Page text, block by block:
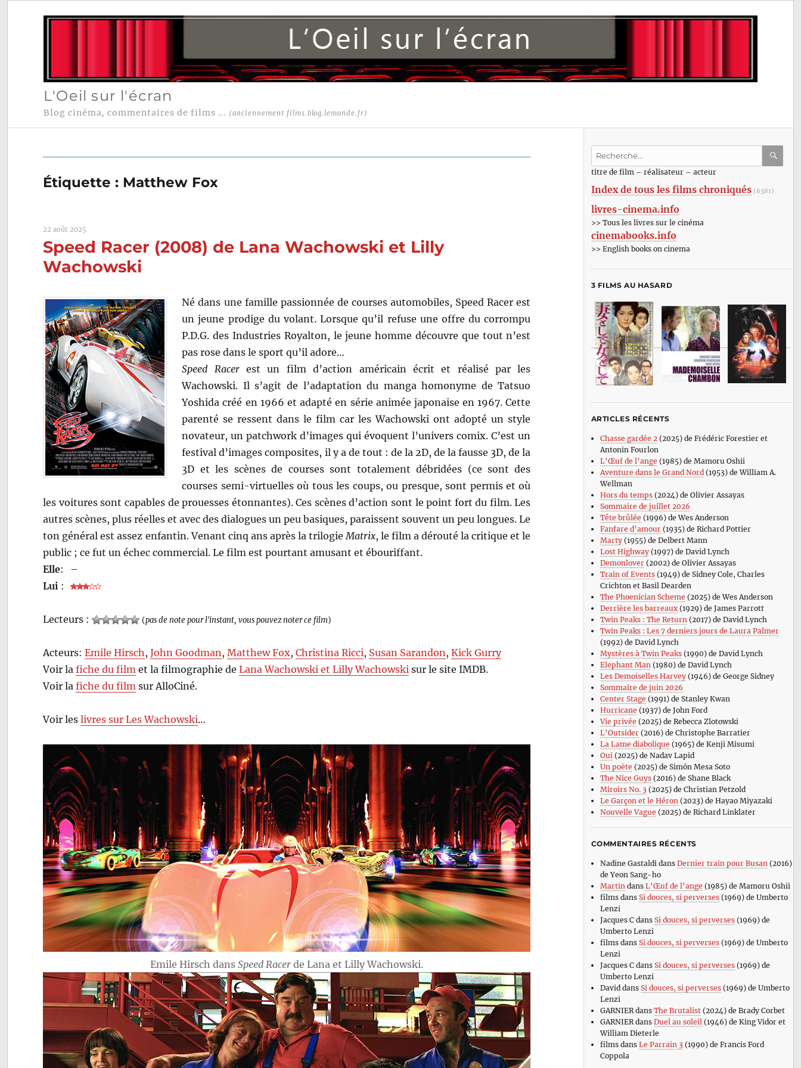
L'Oeil sur l'écran
Blog cinéma, commentaires de films ... (anciennement films.blog.lemonde.fr)
Étiquette : Matthew Fox
22 août 2025
Speed Racer (2008) de Lana Wachowski et Lilly
Wachowski
Né dans une famille passionnée de courses automobiles, Speed Racer est
un jeune prodige du volant. Lorsque qu’il refuse une offre du corrompu
P.D.G. des Industries Royalton, le jeune homme découvre que tout n’est
pas rose dans le sport qu’il adore…
Speed Racerest un film d’action américain écrit et réalisé par les
Wachowski. Il s’agit de l’adaptation du manga homonyme de Tatsuo
Yoshida créé en 1966 et adapté en série animée japonaise en 1967. Cette
parenté se ressent dans le film car les Wachowski ont adopté un style
novateur, un patchwork d’images qui évoquent l’univers comix. C’est un
festival d’images composites, il y a de tout : de la 2D, de la fausse 3D, de la
3D et les scènes de courses sont totalement débridées (ce sont des
courses semi-virtuelles où tous les coups, ou presque, sont permis et où
les voitures sont capables de prouesses étonnantes). Ces scènes d’action sont le point fort du film. Les
autres scènes, plus réelles et avec des dialogues un peu basiques, paraissent souvent un peu longues. Le
ton général est assez enfantin. Venant cinq ans après la trilogie Matrix, le film a dérouté la critique et le
public ; ce fut un échec commercial. Le film est pourtant amusant et ébouriffant.
Elle:
–
Lui :
Lecteurs : (pas de note pour l'instant, vous pouvez noter ce film)
Acteurs:Emile Hirsch ,John Goodman ,Matthew Fox,Christina Ricci, Susan Sarandon ,Kick Gurry
Voir lafiche du film et la filmographie deLana Wachowski et Lilly Wachowski sur le site IMDB.
Voir lafiche du film sur AlloCiné.
Voir leslivres sur Les Wachowski…
Emile Hirsch dansSpeed Racer de Lana et Lilly Wachowski.
Recherche
:titre de film – réalisateur – acteur
Index de tous les films chroniqués (6381)
livres-cinema.info
>> Tous les livres sur le cinéma
cinemabooks.info
>> English books on cinema
3 FILMS AU HASARD
ARTICLES RÉCENTS
Chasse gardée 2(2025) de Frédéric Forestier et
Antonin Fourlon
L’Œuf de l’ange (1985) de Mamoru Oshii
Aventure dans le Grand Nord(1953) de William A.
Wellman
Hors du temps(2024) de Olivier Assayas
Sommaire de juillet 2026
Tête brûlée (1996) de Wes Anderson
Fanfare d’amour(1935) de Richard Pottier
Marty(1955) de Delbert Mann
Lost Highway(1997) de David Lynch
Demonlover(2002) de Olivier Assayas
Train of Events(1949) de Sidney Cole, Charles
Crichton et Basil Dearden
The Phoenician Scheme (2025) de Wes Anderson
Derrière les barreaux(1929) de James Parrott
Twin Peaks : The Return(2017) de David Lynch
Twin Peaks : Les 7 derniers jours de Laura Palmer
(1992) de David Lynch
Mystères à Twin Peaks(1990) de David Lynch
Elephant Man(1980) de David Lynch
Les Demoiselles Harvey(1946) de George Sidney
Sommaire de juin 2026
Center Stage (1991) de Stanley Kwan
Hurricane (1937) de John Ford
Vie privée (2025) de Rebecca Zlotowski
L’Outsider(2016) de Christophe Barratier
La Lame diabolique (1965) de Kenji Misumi
Oui(2025) de Nadav Lapid
Un poète (2025) de Simón Mesa Soto
The Nice Guys(2016) de Shane Black
Miroirs No. 3 (2025) de Christian Petzold
Le Garçon et le Héron(2023) de Hayao Miyazaki
Nouvelle Vague (2025) de Richard Linklater
COMMENTAIRES RÉCENTS
Nadine Gastaldi dans Dernier train pour Busan (2016)
de Yeon Sang-ho
Martin dans L’Œuf de l’ange (1985) de Mamoru Oshii
filmsdans Si douces, si perverses(1969) de Umberto
Lenzi
Jacques Cdans Si douces, si perverses(1969) de
Umberto Lenzi
filmsdans Si douces, si perverses(1969) de Umberto
Lenzi
Jacques Cdans Si douces, si perverses(1969) de
Umberto Lenzi
David dans Si douces, si perverses(1969) de Umberto
Lenzi
GARNIERdans The Brutalist(2024) de Brady Corbet
GARNIERdans Duel au soleil (1946) de King Vidor et
William Dieterle
filmsdans Le Parrain 3 (1990) de Francis Ford
Coppola